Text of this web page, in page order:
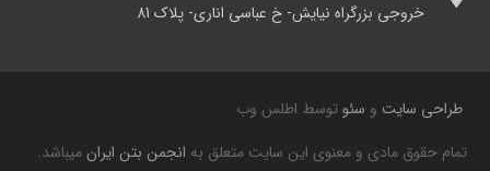
خروجی بزرگراه نيايش- خ عباسی اناری- پلاک 81
طراحی سایت و سئوتوسط اطلس وب
تمام حقوق مادی و معنوی این سایت متعلق به انجمن بتن ایرانمیباشد.